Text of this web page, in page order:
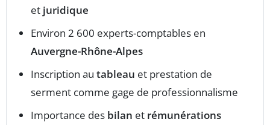
et juridique
Environ 2 600 experts-comptables en
Auvergne-Rhône-Alpes
Inscription au tableau et prestation de
serment comme gage de professionnalisme
Importance des bilan et rémunérations